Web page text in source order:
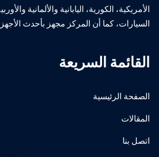
الأمريكية، الكورية، اليابانية والألمانية
السيارات، كما أن المركز مجهز بأحدث
القائمة السريعة
الصفحة الرئيسية
المقالات
اتصل بنا